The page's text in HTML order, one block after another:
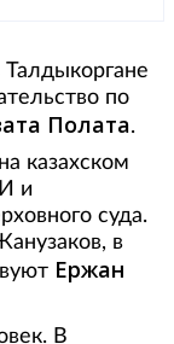
по
Полата.
казахском
и
суда.
в
Ержан
В